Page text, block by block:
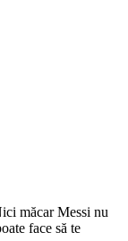
măcar Messi nu
face să te